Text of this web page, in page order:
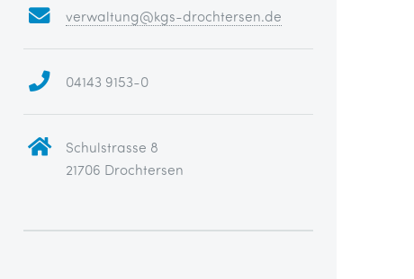
verwaltung@kgs-drochtersen.de
04143 9153-0
Schulstrasse 8
21706 Drochtersen